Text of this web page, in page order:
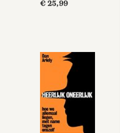
Motivatie
€ 25,99